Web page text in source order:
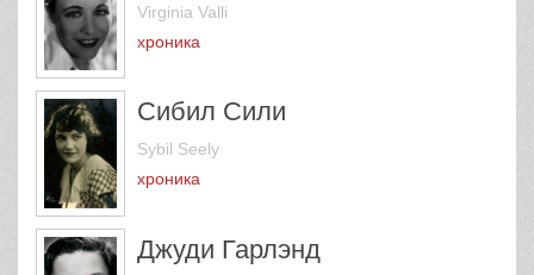
Virginia Valli
хроника
Сибил Сили
Sybil Seely
хроника
Джуди Гарлэнд